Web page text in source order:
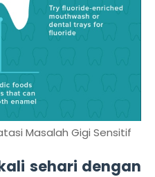
Masalah Gigi Sensitif
sehari dengan